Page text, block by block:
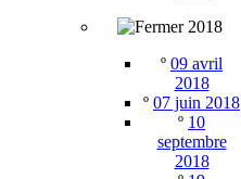
2018
º 09 avril
2018
º 07 juin 2018
º 10
septembre
2018